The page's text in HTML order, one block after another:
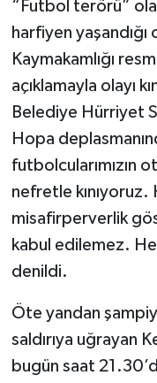
“Futbol terörü”
harfiyen yaşandığı
Kaymakamlığı
açıklamayla olayı
Belediye Hürriyet
Hopa
futbolcularımızın
nefretle
misafirperverlik
kabul edilemez.
denildi.
Öte yandan
saldırıya uğrayan
bugün saat